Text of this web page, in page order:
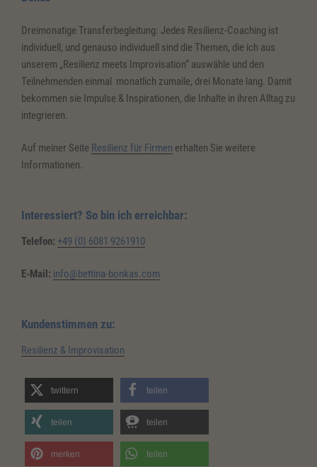
Dreimonatige Transferbegleitung: Jedes Resilienz-Coaching ist
individuell, und genauso individuell sind die Themen, die ich aus
unserem „Resilienz meets Improvisation“ auswähle und den
Teilnehmenden einmal monatlich zumaile, drei Monate lang. Damit
bekommen sie Impulse & Inspirationen, die Inhalte in ihren Alltag zu
integrieren.
Auf meiner Seite Resilienz für Firmen erhalten Sie weitere
Informationen.
Interessiert? So bin ich erreichbar:
Telefon: +49 (0) 6081 9261910
E-Mail: info@bettina-bonkas.com
Kundenstimmen zu:
Resilienz & Improvisation
twittern teilen
teilen teilen
merken teilen